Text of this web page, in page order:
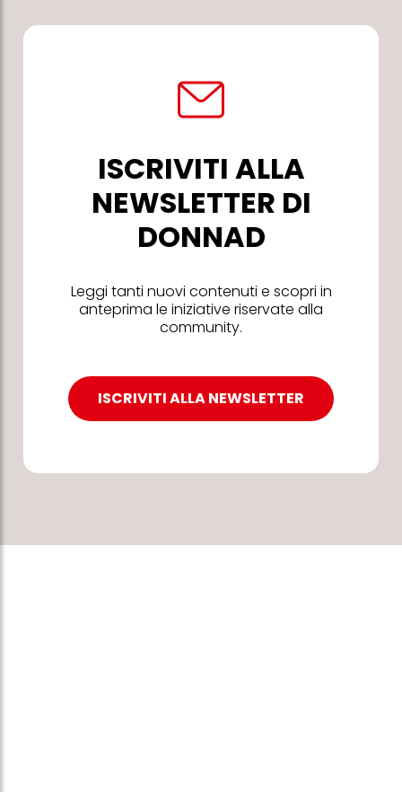
ISCRIVITI ALLA
NEWSLETTER DI
DONNAD
Leggi tanti nuovi contenuti e scopri in
anteprima le iniziative riservate alla
community.
ISCRIVITI ALLA NEWSLETTER